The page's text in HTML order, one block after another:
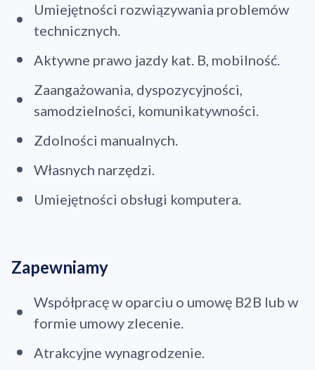
Umiejętności rozwiązywania problemów
technicznych.
Aktywne prawo jazdy kat. B, mobilność.
Zaangażowania, dyspozycyjności,
samodzielności, komunikatywności.
Zdolności manualnych.
Własnych narzędzi.
Umiejętności obsługi komputera.
Zapewniamy
Współpracę w oparciu o umowę B2B lub w
formie umowy zlecenie.
Atrakcyjne wynagrodzenie.